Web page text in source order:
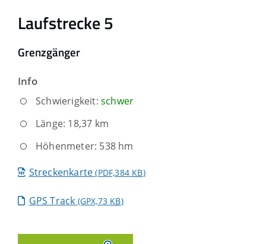
Laufstrecke 5
Grenzgänger
Info
Schwierigkeit: schwer
Länge: 18,37 km
Höhenmeter: 538 hm
Streckenkarte (PDF,384 KB)
GPS Track (GPX,73 KB)